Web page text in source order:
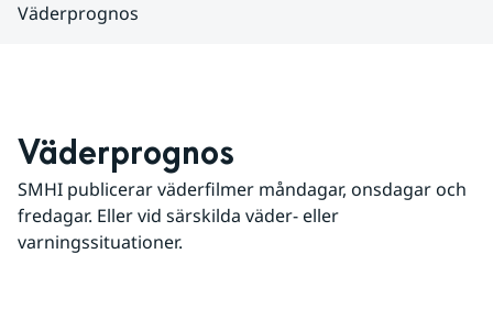
Väderprognos
Väderprognos
SMHI publicerar väderfilmer måndagar, onsdagar och
fredagar. Eller vid särskilda väder- eller
varningssituationer.